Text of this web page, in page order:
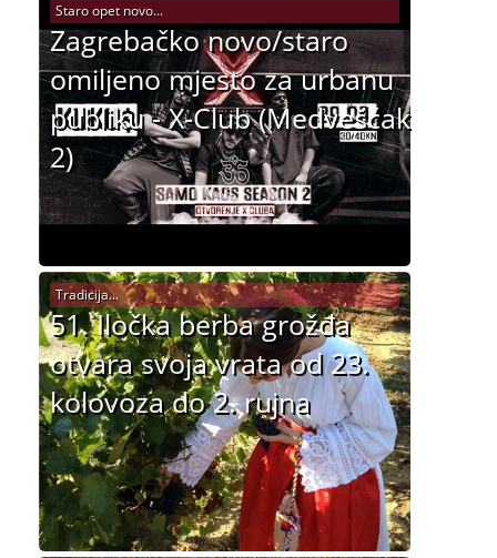
Zagrebačko novo/staro
omiljeno mjesto za urbanu
publiku - X-Club (Medvešćak
2)
Staro opet novo...
51. Iločka berba grožđa
otvara svoja vrata od 23.
kolovoza do 2. rujna
Tradicija...